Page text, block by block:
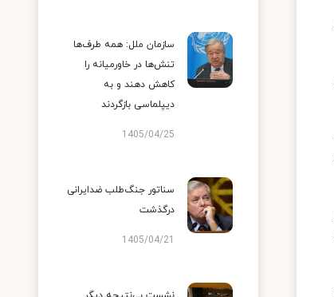
سازمان ملل: همه طرف‌ها
تنش‌ها در خاورمیانه را
کاهش دهند و به
دیپلماسی بازگردند
1405/04/25
سناتور جنگ‌طلب ضدایرانی
درگذشت
1405/04/21